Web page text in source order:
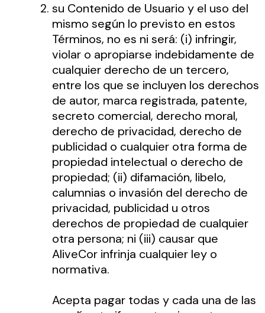
su Contenido de Usuario y el uso del
mismo según lo previsto en estos
Términos, no es ni será: (i) infringir,
violar o apropiarse indebidamente de
cualquier derecho de un tercero,
entre los que se incluyen los derechos
de autor, marca registrada, patente,
secreto comercial, derecho moral,
derecho de privacidad, derecho de
publicidad o cualquier otra forma de
propiedad intelectual o derecho de
propiedad; (ii) difamación, libelo,
calumnias o invasión del derecho de
privacidad, publicidad u otros
derechos de propiedad de cualquier
otra persona; ni (iii) causar que
AliveCor infrinja cualquier ley o
normativa.
Acepta pagar todas y cada una de las